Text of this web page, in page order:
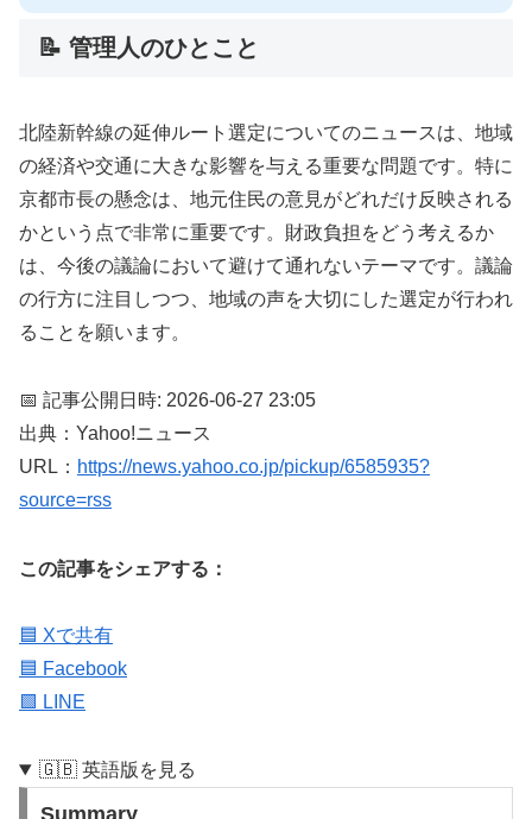
📝 管理人のひとこと
北陸新幹線の延伸ルート選定についてのニュースは、地域
の経済や交通に大きな影響を与える重要な問題です。特に
京都市長の懸念は、地元住民の意見がどれだけ反映される
かという点で非常に重要です。財政負担をどう考えるか
は、今後の議論において避けて通れないテーマです。議論
の行方に注目しつつ、地域の声を大切にした選定が行われ
ることを願います。
📅 記事公開日時: 2026-06-27 23:05
出典：Yahoo!ニュース
URL： https://news.yahoo.co.jp/pickup/6585935?
source=rss
この記事をシェアする：
🟦 Xで共有
🟦 Facebook
🟩 LINE
🇬🇧 英語版を見る
Summary